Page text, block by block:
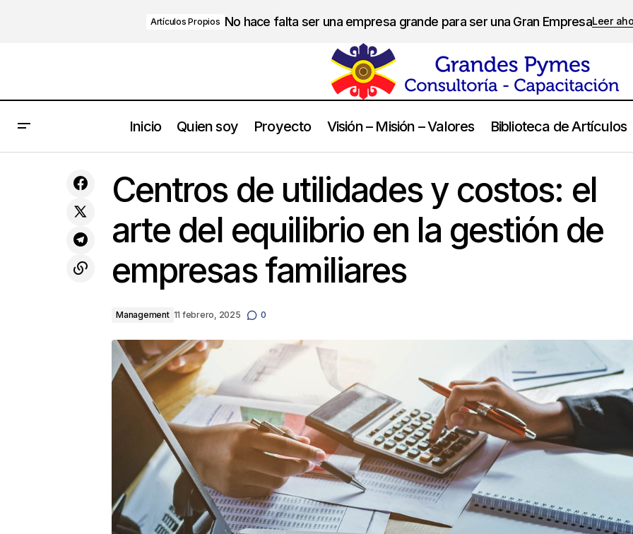
Artículos Propios No hace falta ser una empresa grande para ser una Gran EmpresaLeer
Inicio Quien soy Proyecto Visión – Misión – Valores Biblioteca de Artículos
𝗱𝗲𝘀𝗮𝗻𝗶𝗺𝗮𝗱𝗼𝘀: 𝗲𝗹 𝗽𝗲𝗹𝗶𝗴𝗿𝗼 𝗱𝗲𝗹
“𝗯𝗼𝗿𝗲𝗼𝘂𝘁”
Centros de utilidades y costos: el arte del equilibrio en la gestión de
Centros de utilidades y costos: el
arte del equilibrio en la gestión de
empresas familiares
Management 11 febrero, 2025 0